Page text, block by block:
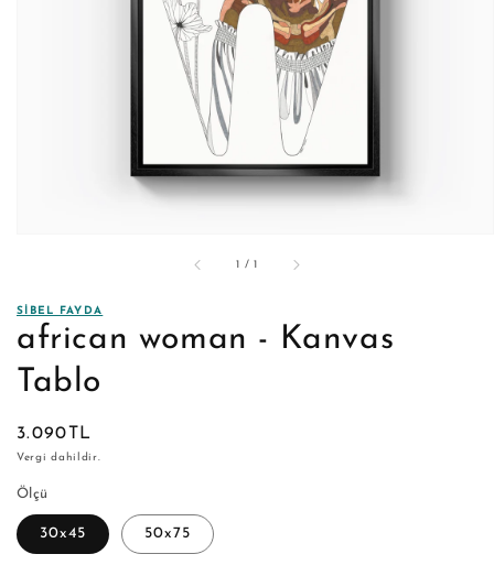
1 //1
SIBEL FAYDA
african woman - Kanvas
Tablo
Normal
fiyat
3.090TL
Vergi dahildir.
Ölçü
30x45 50x75